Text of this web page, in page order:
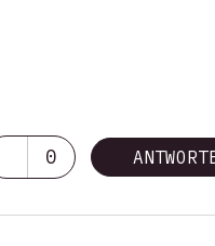
0